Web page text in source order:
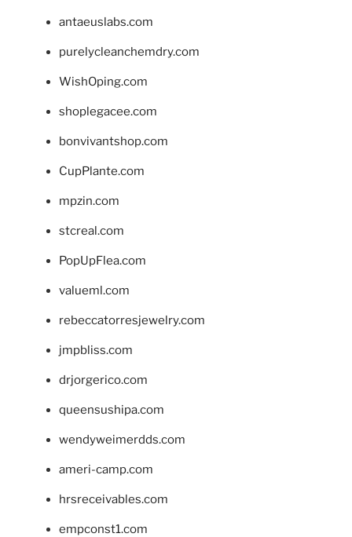
antaeuslabs.com
purelycleanchemdry.com
WishOping.com
shoplegacee.com
bonvivantshop.com
CupPlante.com
mpzin.com
stcreal.com
PopUpFlea.com
valueml.com
rebeccatorresjewelry.com
jmpbliss.com
drjorgerico.com
queensushipa.com
wendyweimerdds.com
ameri-camp.com
hrsreceivables.com
empconst1.com